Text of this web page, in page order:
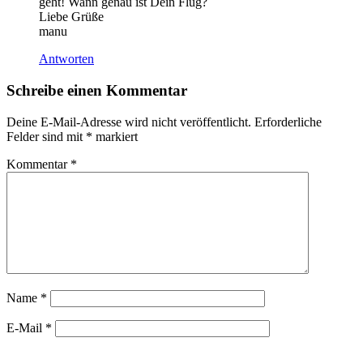
Liebe Grüße
manu
Antworten
Schreibe einen Kommentar
Deine E-Mail-Adresse wird nicht veröffentlicht. Erforderliche
Felder sind mit * markiert
Kommentar *
Name *
E-Mail *